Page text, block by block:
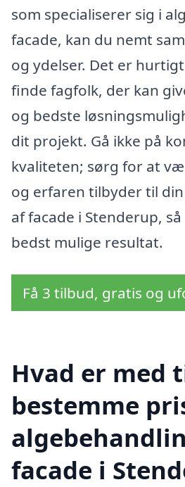
som specialiserer sig i
facade, kan du nemt
og ydelser. Det er
finde fagfolk, der kan
og bedste
dit projekt. Gå ikke på
kvaliteten; sørg for at
og erfaren tilbyder til
af facade i Stenderup,
bedst mulige resultat.
Få 3 tilbud, gratis og
Hvad er med
bestemme
facade i